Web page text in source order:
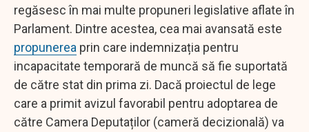
regăsesc în mai multe propuneri legislative aflate în
Parlament. Dintre acestea, cea mai avansată este
propunerea prin care indemnizația pentru
incapacitate temporară de muncă să fie suportată
de către stat din prima zi. Dacă proiectul de lege
care a primit avizul favorabil pentru adoptarea de
către Camera Deputaților (cameră decizională) va